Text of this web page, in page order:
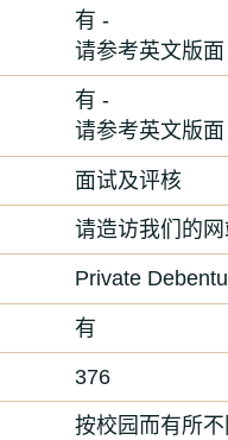
有 -
请参考英文版面
有 -
请参考英文版面
面试及评核
请造访我们的网
Private
有
376
按校园而有所